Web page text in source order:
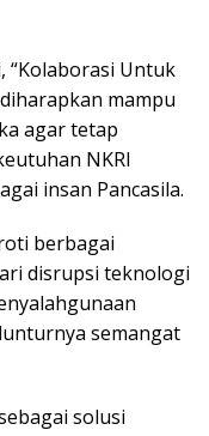
“Kolaborasi Untuk
mampu
agar tetap
NKRI
insan Pancasila.
berbagai
disrupsi teknologi
semangat
solusi